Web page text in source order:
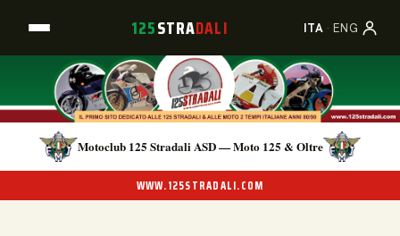
125STRADALI ITA · ENG
Motoclub 125 Stradali ASD — Moto 125 & Oltre
WWW.125STRADALI.COM
ABC